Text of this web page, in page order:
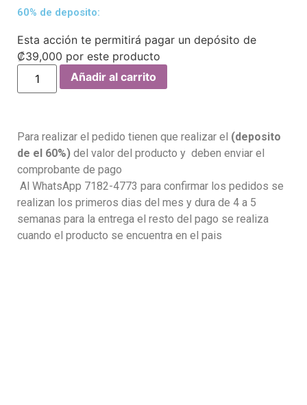
60% de deposito:
Esta acción te permitirá pagar un depósito de
₡39,000 por este producto
Añadir al carrito
Para realizar el pedido tienen que realizar el (deposito
de el 60%) del valor del producto y deben enviar el
comprobante de pago
Al WhatsApp 7182-4773 para confirmar los pedidos se
realizan los primeros dias del mes y dura de 4 a 5
semanas para la entrega el resto del pago se realiza
cuando el producto se encuentra en el pais